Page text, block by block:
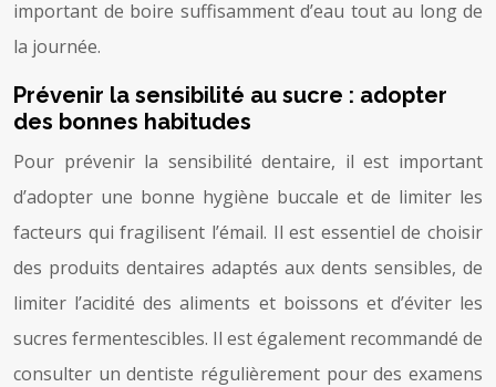
important de boire suffisamment d’eau tout au long de
la journée.
Prévenir la sensibilité au sucre : adopter
des bonnes habitudes
Pour prévenir la sensibilité dentaire, il est important
d’adopter une bonne hygiène buccale et de limiter les
facteurs qui fragilisent l’émail. Il est essentiel de choisir
des produits dentaires adaptés aux dents sensibles, de
limiter l’acidité des aliments et boissons et d’éviter les
sucres fermentescibles. Il est également recommandé de
consulter un dentiste régulièrement pour des examens